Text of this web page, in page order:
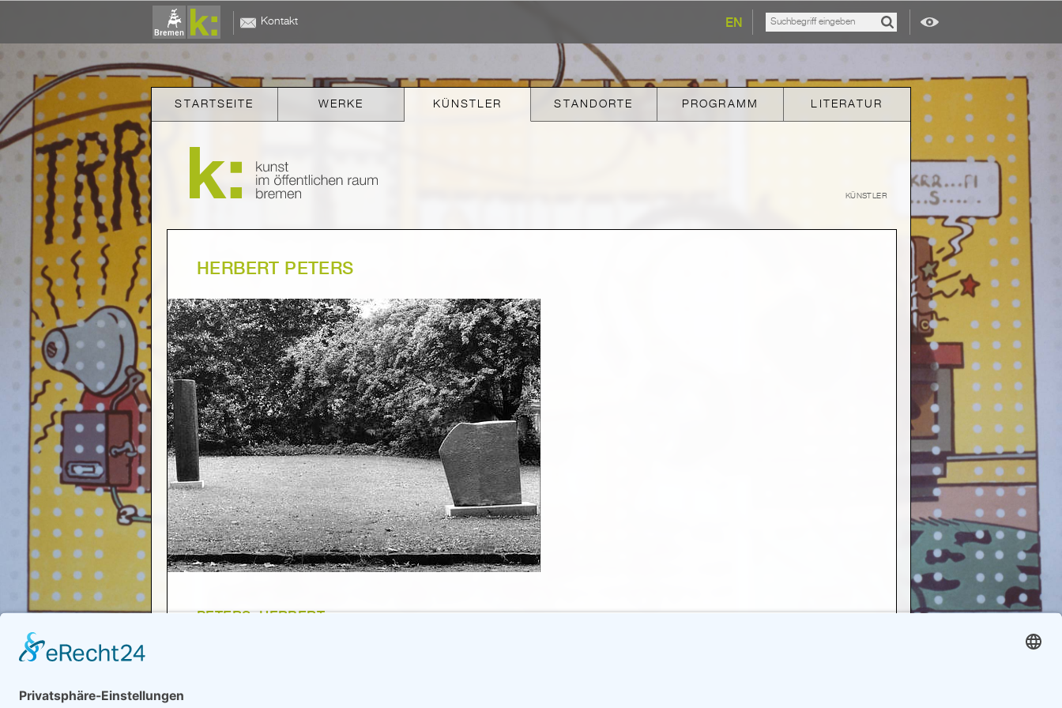
Kontakt EN
STARTSEITE WERKE KÜNSTLER STANDORTE PROGRAMM LITERATUR
KÜNSTLER
HERBERT PETERS
PETERS, HERBERT
Zurück